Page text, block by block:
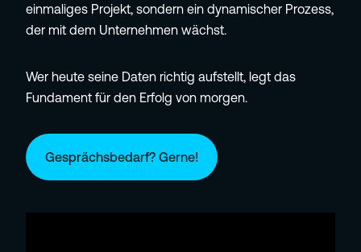
einmaliges Projekt, sondern ein dynamischer Prozess,
der mit dem Unternehmen wächst.
Wer heute seine Daten richtig aufstellt, legt das
Fundament für den Erfolg von morgen.
Gesprächsbedarf? Gerne!